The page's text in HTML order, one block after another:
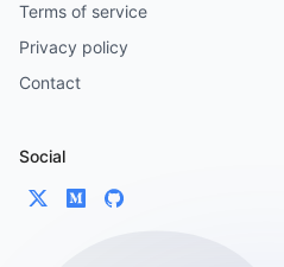
Terms of service
Privacy policy
Contact
Social